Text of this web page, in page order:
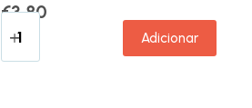
€3.80
Adicionar